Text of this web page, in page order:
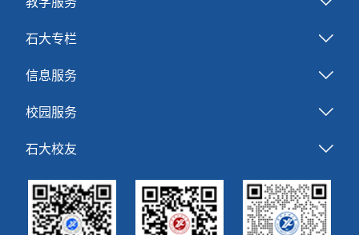
石大专栏
信息服务
校园服务
石大校友